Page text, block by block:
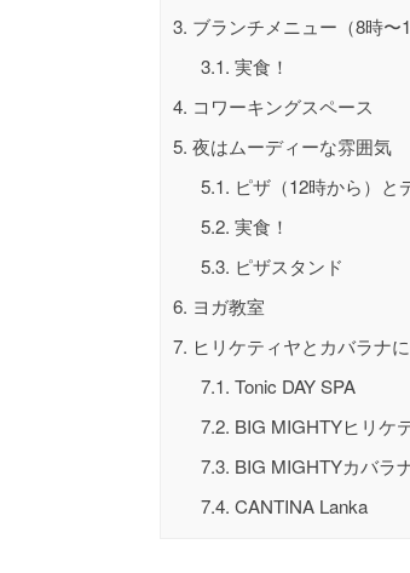
3. ブランチメニュー（8時〜
3.1. 実食！
4. コワーキングスペース
5. 夜はムーディーな雰囲気
5.1. ピザ（12時から）と
5.2. 実食！
5.3. ピザスタンド
6. ヨガ教室
7. ヒリケティヤとカバラナ
7.1. Tonic DAY SPA
7.2. BIG MIGHTYヒリケ
7.3. BIG MIGHTYカバラ
7.4. CANTINA Lanka